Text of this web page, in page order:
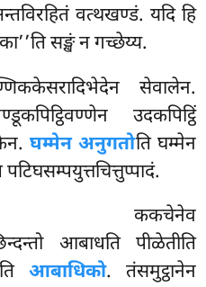
वत्थखण्डं. यदि हि
सङ्खं न गच्छेय्य.
सेवालेन.
उदकपिट्ठिं
घम्मेन अनुगतोति घम्मेन
पटिघसम्पयुत्तचित्तुप्पादं.
ककचेनेव
आबाधति पीळेतीति
आबाधिको. तंसमुट्ठानेन